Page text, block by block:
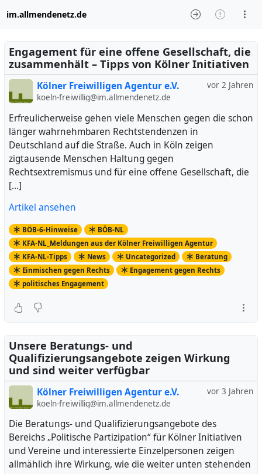
im.allmendenetz.de
Engagement für eine offene Gesellschaft, die
zusammenhält – Tipps von Kölner Initiativen
vor 2 Jahren
Kölner Freiwilligen Agentur e.V.
koeln-freiwillig@im.allmendenetz.de
Erfreulicherweise gehen viele Menschen gegen die schon
länger wahrnehmbaren Rechtstendenzen in
Deutschland auf die Straße. Auch in Köln zeigen
zigtausende Menschen Haltung gegen
Rechtsextremismus und für eine offene Gesellschaft, die
[…]
Artikel ansehen
BÖB-6-Hinweise
BÖB-NL
KFA-NL_Meldungen aus der Kölner Freiwilligen Agentur
KFA-NL-Tipps
News Uncategorized
Beratung
Einmischen gegen Rechts
Engagement gegen Rechts
politisches Engagement
Unsere Beratungs- und
Qualifizierungsangebote zeigen Wirkung
und sind weiter verfügbar
vor 3 Jahren
Kölner Freiwilligen Agentur e.V.
koeln-freiwillig@im.allmendenetz.de
Die Beratungs- und Qualifizierungsangebote des
Bereichs „Politische Partizipation“ für Kölner Initiativen
und Vereine und interessierte Einzelpersonen zeigen
allmählich ihre Wirkung, wie die weiter unten stehenden